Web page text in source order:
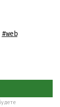
#web